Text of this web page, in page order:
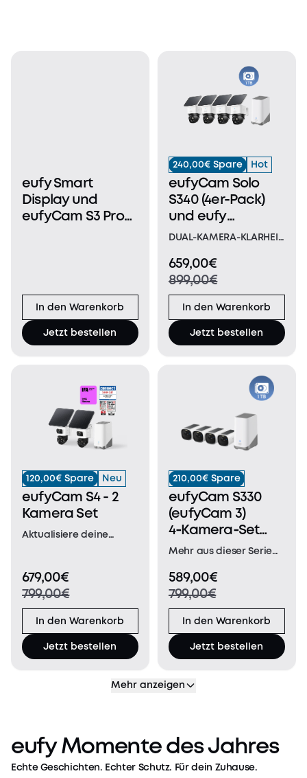
eufy Smart
Display und
eufyCam S3 Pro
In den Warenkorb
Jetzt bestellen
240,00€ Spare Hot
eufyCam Solo
S340 (4er-Pack)
und eufy
HomeBase™ S380
DUAL-KAMERA-KLARHEIT
Ereignis in deinem
Zuhause in ultra-klarer
3K-Auflösung fest. Mit
8× Zoom siehst du
genau, wer sich deinem
Zuhause nähert.
659,00€
899,00€
In den Warenkorb
Jetzt bestellen
120,00€ Spare Neu
eufyCam S4 - 2
Kamera Set
Aktualisiere deine
höher und verwende
die aktuelle eufy App,
damit deine eufyCam
S4 die 24/7-
Aufzeichnung und
Snapshot-Funktion
679,00€
799,00€
In den Warenkorb
Jetzt bestellen
210,00€ Spare
eufyCam S330
(eufyCam 3)
4‑Kamera‑Set
und 1TB
Mehr aus dieser Serie
NACHTSICHT IN FARBE
STRAPAZIERFÄHIGES
DESIGN LOKALE
ERWEITERBARE
SPEICHERUNG* SMARTE
ERKENNUNG MIT
UNTER KONTROLLE*
589,00€
799,00€
In den Warenkorb
Jetzt bestellen
Mehr anzeigen
eufy Momente des Jahres
Echte Geschichten. Echter Schutz. Für dein Zuhause.
feiern
mit